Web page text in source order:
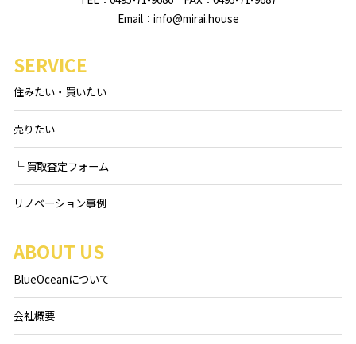
Email：info@mirai.house
SERVICE
住みたい・買いたい
売りたい
└ 買取査定フォーム
リノベーション事例
ABOUT US
BlueOceanについて
会社概要